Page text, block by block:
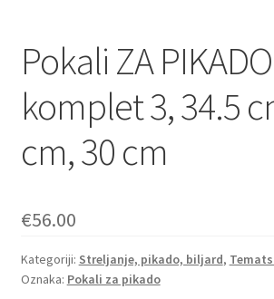
Pokali ZA
komplet 3, 34.5
cm, 30 cm
€56.00
Kategoriji: Streljanje, pikado, biljard,
Oznaka: Pokali za pikado